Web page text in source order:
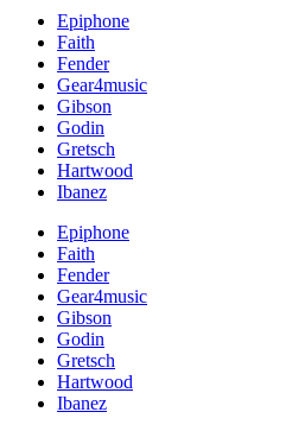
Epiphone
Faith
Fender
Gear4music
Gibson
Godin
Gretsch
Hartwood
Ibanez
Epiphone
Faith
Fender
Gear4music
Gibson
Godin
Gretsch
Hartwood
Ibanez